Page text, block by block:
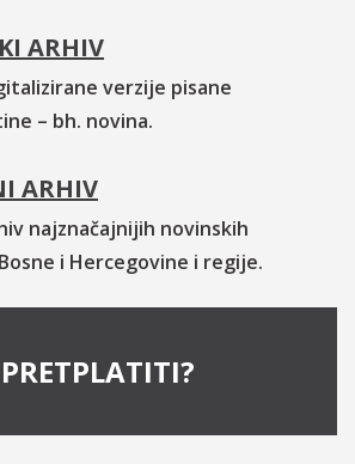
ARHIV
verzije pisane
– bh. novina.
ARHIV
najznačajnijih novinskih
i Hercegovine i regije.